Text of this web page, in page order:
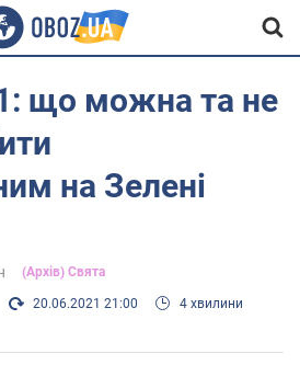
що можна та не
на Зелені
(Архів) Свята
20.06.2021 21:00
4 хвилини